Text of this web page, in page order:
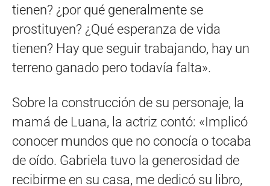
tienen? ¿por qué generalmente se
prostituyen? ¿Qué esperanza de vida
tienen? Hay que seguir trabajando, hay un
terreno ganado pero todavía falta».
Sobre la construcción de su personaje, la
mamá de Luana, la actriz contó: «Implicó
conocer mundos que no conocía o tocaba
de oído. Gabriela tuvo la generosidad de
recibirme en su casa, me dedicó su libro,